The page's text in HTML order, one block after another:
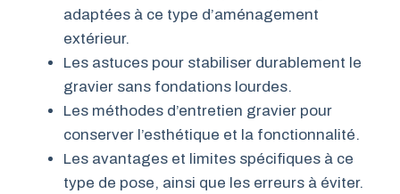
adaptées à ce type d’aménagement
extérieur.
Les astuces pour stabiliser durablement le
gravier sans fondations lourdes.
Les méthodes d’entretien gravier pour
conserver l’esthétique et la fonctionnalité.
Les avantages et limites spécifiques à ce
type de pose, ainsi que les erreurs à éviter.